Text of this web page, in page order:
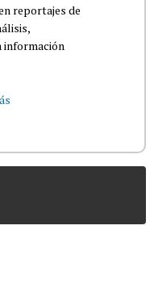
reportajes de
información